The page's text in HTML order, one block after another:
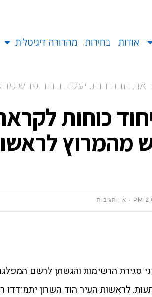
אודות בחירות מהדורה דיגיטלית
לקראת הבחירות. יעקב בדור פרש
ה-90 איחוד כוחות
מהמרוץ
אין תגובות
סגירת הרשימות והגשתן לרשם
לראשות העיר הוד השרון